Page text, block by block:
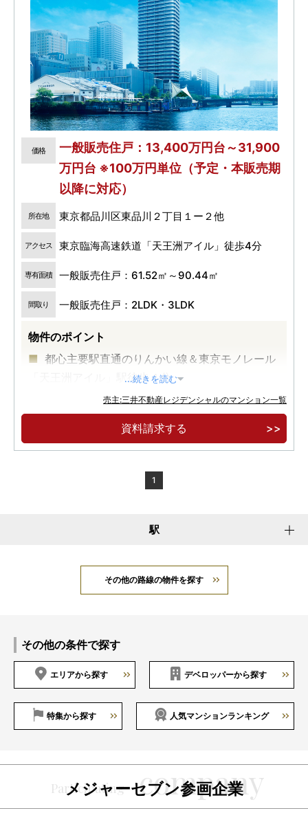
価格
一般販売住戸：13,400万円台～31,900
万円台 ※100万円単位（予定・本販売期
以降に対応）
所在地 東京都品川区東品川２丁目１ー２他
アクセス 東京臨海高速鉄道「天王洲アイル」徒歩4分
専有面積 一般販売住戸：61.52㎡～90.44㎡
間取り 一般販売住戸：2LDK・3LDK
物件のポイント
都心主要駅直通のりんかい線＆東京モノレール
「天王洲アイル」駅徒歩４分
Ｔ．Ｙ．ＨＡＲＢＯＲに近接する開放的なウォ
ーターフロント
水辺の街のシンボルとなる地上３４階建超高層
...続きを読む
売主:三井不動産レジデンシャルのマンション一覧
資料請求する
1
駅
その他の路線の物件を探す
その他の条件で探す
エリアから探す デベロッパーから探す
特集から探す 人気マンションランキング
メジャーセブン参画企業